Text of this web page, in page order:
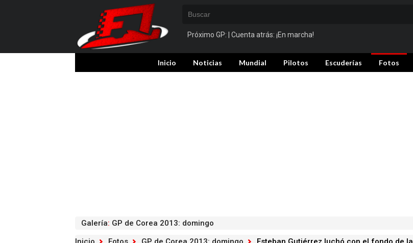
Próximo GP: | Cuenta atrás: ¡En marcha!
Inicio Noticias Mundial Pilotos Escuderías Fotos
Galería: GP de Corea 2013: domingo